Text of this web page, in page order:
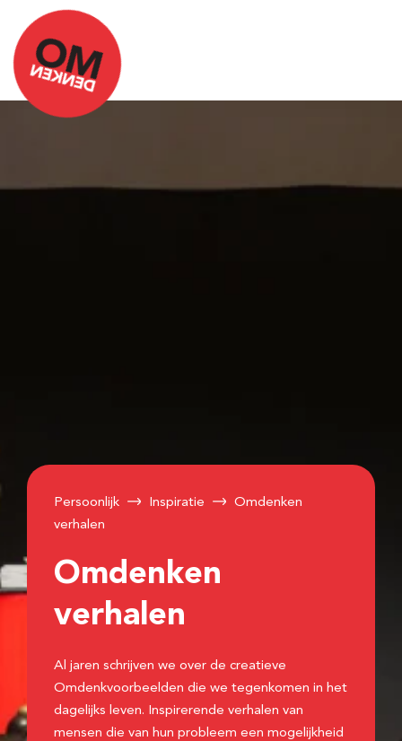
Persoonlijk Inspiratie
Omdenken
verhalen
Omdenken
verhalen
Al jaren schrijven we over de creatieve
Omdenkvoorbeelden die we tegenkomen in het
dagelijks leven. Inspirerende verhalen van
mensen die van hun probleem een mogelijkheid